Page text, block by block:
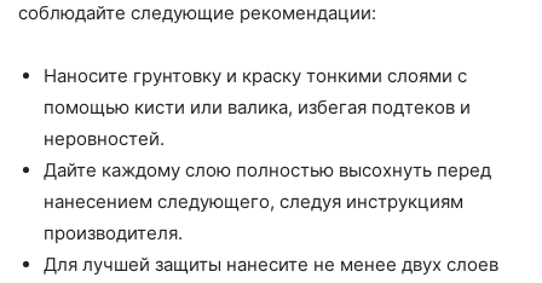
соблюдайте следующие рекомендации:
Наносите грунтовку и краску тонкими слоями с
помощью кисти или валика, избегая подтеков и
неровностей.
Дайте каждому слою полностью высохнуть перед
нанесением следующего, следуя инструкциям
производителя.
Для лучшей защиты нанесите не менее двух слоев